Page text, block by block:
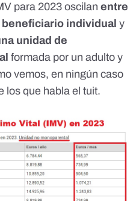
para 2023 oscilan entre
individual y
unidad de
formada por un adulto y
vemos, en ningún caso
los que habla el tuit.